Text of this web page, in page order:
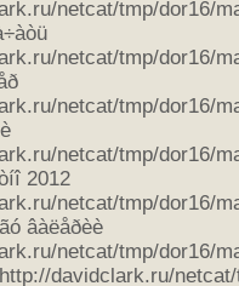
netcat/tmp/dor16/
netcat/tmp/dor16/
netcat/tmp/dor16/
netcat/tmp/dor16/
2012
netcat/tmp/dor16/
âàëåðèè
netcat/tmp/dor16/
davidclark.ru/